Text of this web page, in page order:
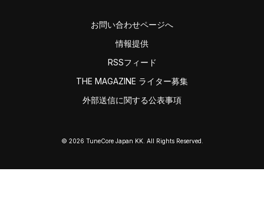
お問い合わせページへ
情報提供
RSSフィード
THE MAGAZINE ライター募集
外部送信に関する公表事項
© 2026 TuneCore Japan KK. All Rights Reserved.